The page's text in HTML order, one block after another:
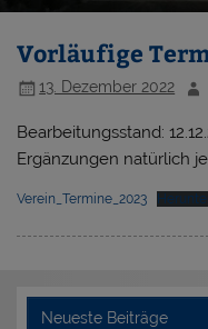
Vorläufige
13. Dezember 2022
Bearbeitungsstand:
Ergänzungen natürlich
Verein_Termine_2023
Neueste Beiträge